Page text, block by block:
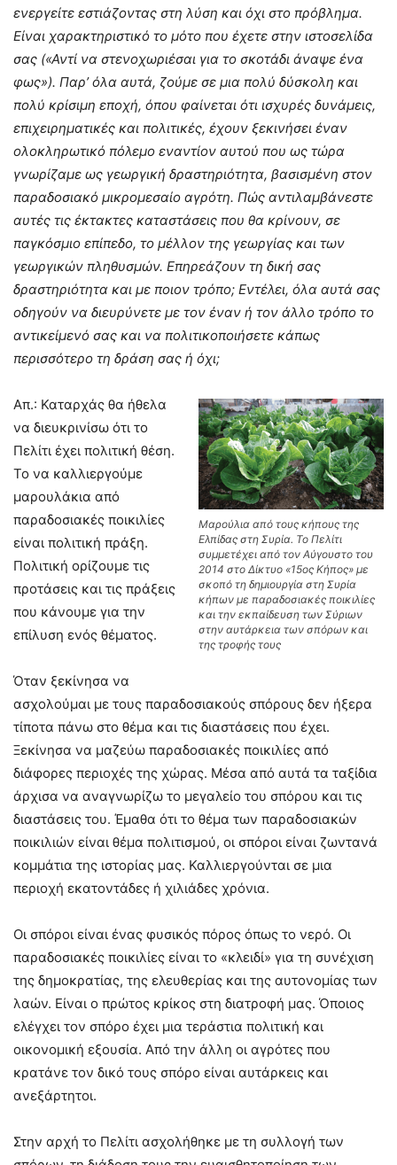
ενεργείτε εστιάζοντας στη λύση και όχι στο πρόβλημα.
Είναι χαρακτηριστικό το μότο που έχετε στην ιστοσελίδα
σας («Αντί να στενοχωριέσαι για το σκοτάδι άναψε ένα
φως»). Παρ’ όλα αυτά, ζούμε σε μια πολύ δύσκολη και
πολύ κρίσιμη εποχή, όπου φαίνεται ότι ισχυρές δυνάμεις,
επιχειρηματικές και πολιτικές, έχουν ξεκινήσει έναν
ολοκληρωτικό πόλεμο εναντίον αυτού που ως τώρα
γνωρίζαμε ως γεωργική δραστηριότητα, βασισμένη στον
παραδοσιακό μικρομεσαίο αγρότη. Πώς αντιλαμβάνεστε
αυτές τις έκτακτες καταστάσεις που θα κρίνουν, σε
παγκόσμιο επίπεδο, το μέλλον της γεωργίας και των
γεωργικών πληθυσμών. Επηρεάζουν τη δική σας
δραστηριότητα και με ποιον τρόπο; Εντέλει, όλα αυτά σας
οδηγούν να διευρύνετε με τον έναν ή τον άλλο τρόπο το
αντικείμενό σας και να πολιτικοποιήσετε κάπως
περισσότερο τη δράση σας ή όχι;
Μαρούλια από τους κήπους της
Ελπίδας στη Συρία. Το Πελίτι
συμμετέχει από τον Αύγουστο του
2014 στο Δίκτυο «15ος Κήπος» με
σκοπό τη δημιουργία στη Συρία
κήπων με παραδοσιακές ποικιλίες
και την εκπαίδευση των Σύριων
στην αυτάρκεια των σπόρων και
της τροφής τους
Απ.: Καταρχάς θα ήθελα
να διευκρινίσω ότι το
Πελίτι έχει πολιτική θέση.
Το να καλλιεργούμε
μαρουλάκια από
παραδοσιακές ποικιλίες
είναι πολιτική πράξη.
Πολιτική ορίζουμε τις
προτάσεις και τις πράξεις
που κάνουμε για την
επίλυση ενός θέματος.
Όταν ξεκίνησα να
ασχολούμαι με τους παραδοσιακούς σπόρους δεν ήξερα
τίποτα πάνω στο θέμα και τις διαστάσεις που έχει.
Ξεκίνησα να μαζεύω παραδοσιακές ποικιλίες από
διάφορες περιοχές της χώρας. Μέσα από αυτά τα ταξίδια
άρχισα να αναγνωρίζω το μεγαλείο του σπόρου και τις
διαστάσεις του. Έμαθα ότι το θέμα των παραδοσιακών
ποικιλιών είναι θέμα πολιτισμού, οι σπόροι είναι ζωντανά
κομμάτια της ιστορίας μας. Καλλιεργούνται σε μια
περιοχή εκατοντάδες ή χιλιάδες χρόνια.
Οι σπόροι είναι ένας φυσικός πόρος όπως το νερό. Οι
παραδοσιακές ποικιλίες είναι το «κλειδί» για τη συνέχιση
της δημοκρατίας, της ελευθερίας και της αυτονομίας των
λαών. Είναι ο πρώτος κρίκος στη διατροφή μας. Όποιος
ελέγχει τον σπόρο έχει μια τεράστια πολιτική και
οικονομική εξουσία. Από την άλλη οι αγρότες που
κρατάνε τον δικό τους σπόρο είναι αυτάρκεις και
ανεξάρτητοι.
Στην αρχή το Πελίτι ασχολήθηκε με τη συλλογή των